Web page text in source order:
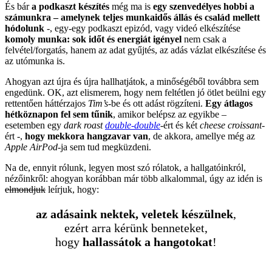
És bára podkaszt készítés még ma is egy szenvedélyes hobbi a
számunkra – amelynek teljes munkaidős állás és család mellett
hódolunk -, egy-egy podkaszt epizód, vagy videó elkészítése
komoly munka: sok időt és energiát igényel nem csak a
felvétel/forgatás, hanem az adat gyűjtés, az adás vázlat elkészítése és
az utómunka is.
Ahogyan azt újra és újra hallhatjátok, a minőségéből továbbra sem
engedünk. OK, azt elismerem, hogy nem feltétlen jó ötlet beülni egy
rettentően háttérzajos Tim’s-be és ott adást rögzíteni. Egy átlagos
hétköznapon fel sem tűnik, amikor belépsz az egyikbe –
esetemben egy dark roast double-double-ért és két cheese croissant-
ért -, hogy mekkora hangzavar van, de akkora, amellye még az
Apple AirPod-ja sem tud megküzdeni.
Na de, ennyit rólunk, legyen most szó rólatok, a hallgatóinkról,
nézőinkről: ahogyan korábban már több alkalommal, úgy az idén is
elmondjuk leírjuk, hogy:
az adásaink nektek, veletek készülnek,
ezért arra kérünk benneteket,
hogy hallassátok a hangotokat!